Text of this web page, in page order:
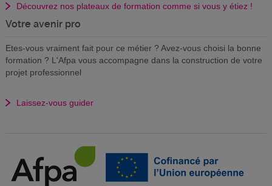
Découvrez nos plateaux de formation comme si vous y étiez !
Votre avenir pro
Etes-vous vraiment fait pour ce métier ? Avez-vous choisi la bonne
formation ? L'Afpa vous accompagne dans la construction de votre
projet professionnel
Laissez-vous guider